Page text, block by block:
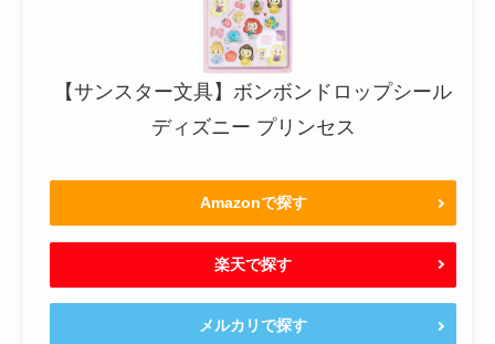
【サンスター文具】ボンボンドロップシール
ディズニー プリンセス
Amazonで探す
楽天で探す
メルカリで探す